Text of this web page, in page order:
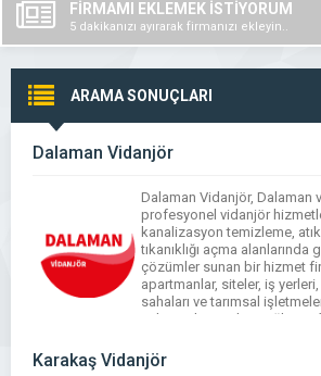
FİRMAMI EKLEMEK İSTİYORUM
5 dakikanızı ayırarak firmanızı ekleyin..
ARAMA SONUÇLARI
Dalaman Vidanjör
Dalaman Vidanjör, Dalaman
profesyonel vidanjör
kanalizasyon temizleme,
tıkanıklığı açma alanlarında
çözümler sunan bir hizmet
apartmanlar, siteler, iş
sahaları ve tarımsal
vidanjör hizmetleri sağlayan
kurallarına […]
Karakaş Vidanjör